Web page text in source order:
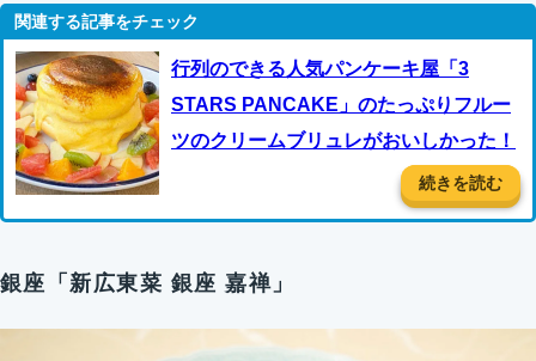
行列のできる人気パンケーキ屋「3
STARS PANCAKE」のたっぷりフルー
ツのクリームブリュレがおいしかった！
続きを読む
銀座「新広東菜 銀座 嘉禅」